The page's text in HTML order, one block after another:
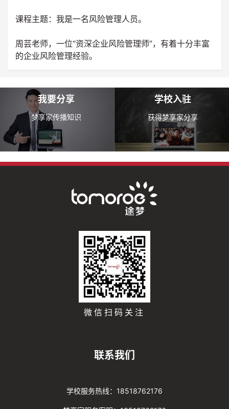
课程主题：我是一名风险管理人员。
周芸老师，一位“资深企业风险管理师”，有着十分丰富
的企业风险管理经验。
我要分享
梦享家传播知识
学校入驻
获得梦享家分享
微信扫码关注
联系我们
学校服务热线：18518762176